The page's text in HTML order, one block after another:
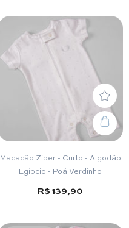
Macacão Zíper - Curto - Algodão
Egípcio - Poá Verdinho
R$ 139,90